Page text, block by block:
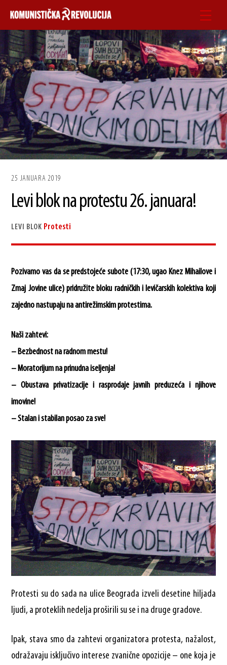
content
25 JANUARA 2019
Levi blok na protestu 26. januara!
LEVI BLOK Protesti
Pozivamo vas da se predstojeće subote (17:30, ugao Knez Mihailove i
Zmaj Jovine ulice) pridružite bloku radničkih i levičarskih kolektiva koji
zajedno nastupaju na antirežimskim protestima.
Naši zahtevi:
– Bezbednost na radnom mestu!
– Moratorijum na prinudna iseljenja!
– Obustava privatizacije i rasprodaje javnih preduzeća i njihove
imovine!
– Stalan i stabilan posao za sve!
Protesti su do sada na ulice Beograda izveli desetine hiljada
ljudi, a proteklih nedelja proširili su se i na druge gradove.
Ipak, stava smo da zahtevi organizatora protesta, nažalost,
odražavaju isključivo interese zvanične opozicije – one koja je